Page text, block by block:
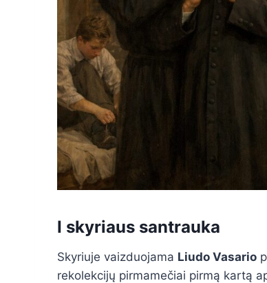
I skyriaus santrauka
Skyriuje vaizduojama Liudo Vasario
rekolekcijų pirmamečiai pirmą kartą